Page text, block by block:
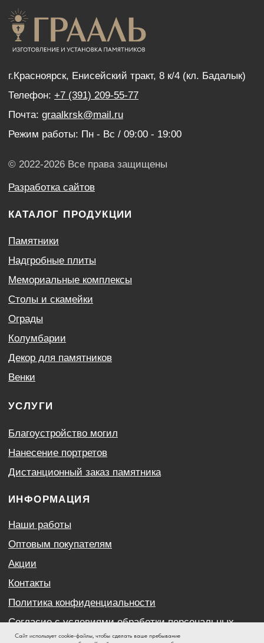
УСЛУГИ
Благоустройство могил
Нанесение портретов
Оптовым покупателям
Акции
Политика конфиденциальности
данных
Сайт использует cookie-файлы, чтобы сделать ваше пребывание